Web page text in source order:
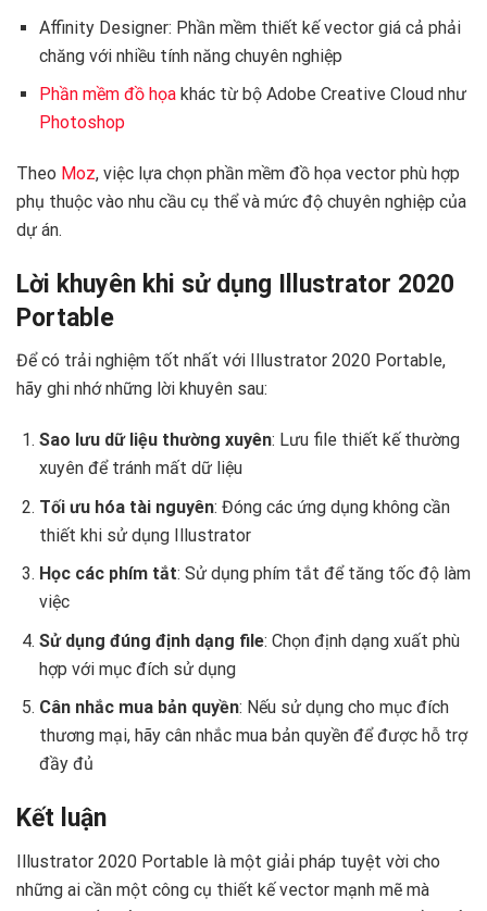
Affinity Designer: Phần mềm thiết kế vector giá cả phải
chăng với nhiều tính năng chuyên nghiệp
Phần mềm đồ họakhác từ bộ Adobe Creative Cloud như
Photoshop
Theo Moz, việc lựa chọn phần mềm đồ họa vector phù hợp
phụ thuộc vào nhu cầu cụ thể và mức độ chuyên nghiệp của
dự án.
Lời khuyên khi sử dụng Illustrator 2020
Portable
Để có trải nghiệm tốt nhất với Illustrator 2020 Portable,
hãy ghi nhớ những lời khuyên sau:
Sao lưu dữ liệu thường xuyên: Lưu file thiết kế thường
xuyên để tránh mất dữ liệu
Tối ưu hóa tài nguyên: Đóng các ứng dụng không cần
thiết khi sử dụng Illustrator
Học các phím tắt: Sử dụng phím tắt để tăng tốc độ làm
việc
Sử dụng đúng định dạng file: Chọn định dạng xuất phù
hợp với mục đích sử dụng
Cân nhắc mua bản quyền: Nếu sử dụng cho mục đích
thương mại, hãy cân nhắc mua bản quyền để được hỗ trợ
đầy đủ
Kết luận
Illustrator 2020 Portable là một giải pháp tuyệt vời cho
những ai cần một công cụ thiết kế vector mạnh mẽ mà